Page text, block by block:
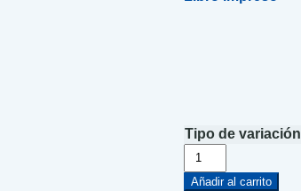
Tipo de variación
Cuentos
de
laAñadir al carrito